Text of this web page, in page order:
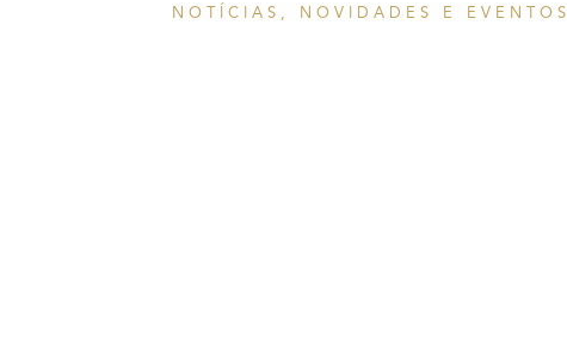
NOTÍCIAS, NOVIDADES E EVENTOS